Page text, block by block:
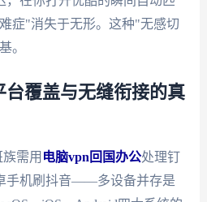
症"消失于无形。这种"无感切
。
台覆盖与无缝衔接的真
需用 电脑vpn回国办公处理钉
手机刷抖音——多设备并存是